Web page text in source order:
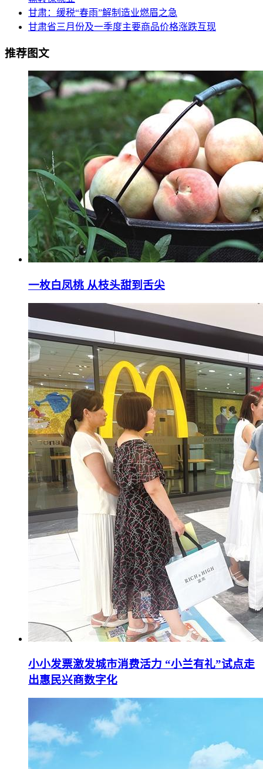
甘肃：缓税“春雨”解制造业燃眉之急
甘肃省三月份及一季度主要商品价格涨跌互现
推荐图文
一枚白凤桃 从枝头甜到舌尖
小小发票激发城市消费活力 “小兰有礼”试点走
出惠民兴商数字化